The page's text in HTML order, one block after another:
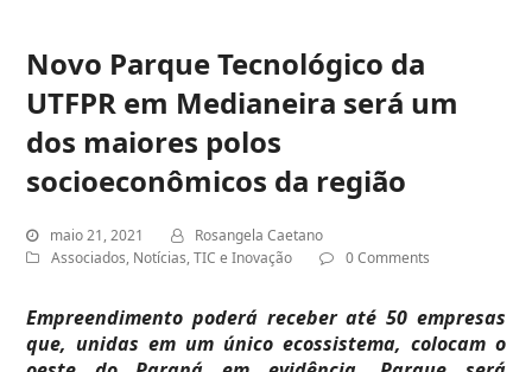
Novo Parque Tecnológico da
UTFPR em Medianeira será um
dos maiores polos
socioeconômicos da região
maio 21, 2021
Rosangela Caetano
Associados, Notícias,TIC e Inovação 0 Comments
Empreendimento poderá receber até 50 empresas
que, unidas em um único ecossistema, colocam o